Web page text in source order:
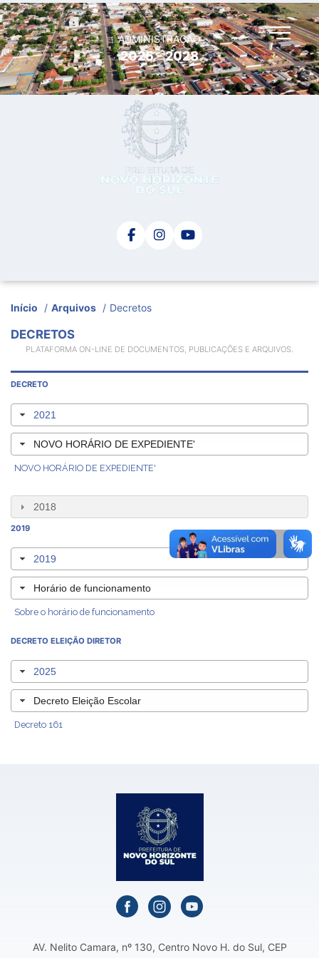
ADMINISTRAÇÃO
2025 - 2028
Início / Arquivos / Decretos
DECRETOS
PLATAFORMA ON-LINE DE DOCUMENTOS, PUBLICAÇÕES E ARQUIVOS.
DECRETO
2021
NOVO HORÁRIO DE EXPEDIENTE'
NOVO HORÁRIO DE EXPEDIENTE'
2018
2019
2019
Horário de funcionamento
Sobre o horário de funcionamento
DECRETO ELEIÇÃO DIRETOR
2025
Decreto Eleição Escolar
Decreto 161
AV. Nelito Camara, nº 130, Centro Novo H. do Sul, CEP